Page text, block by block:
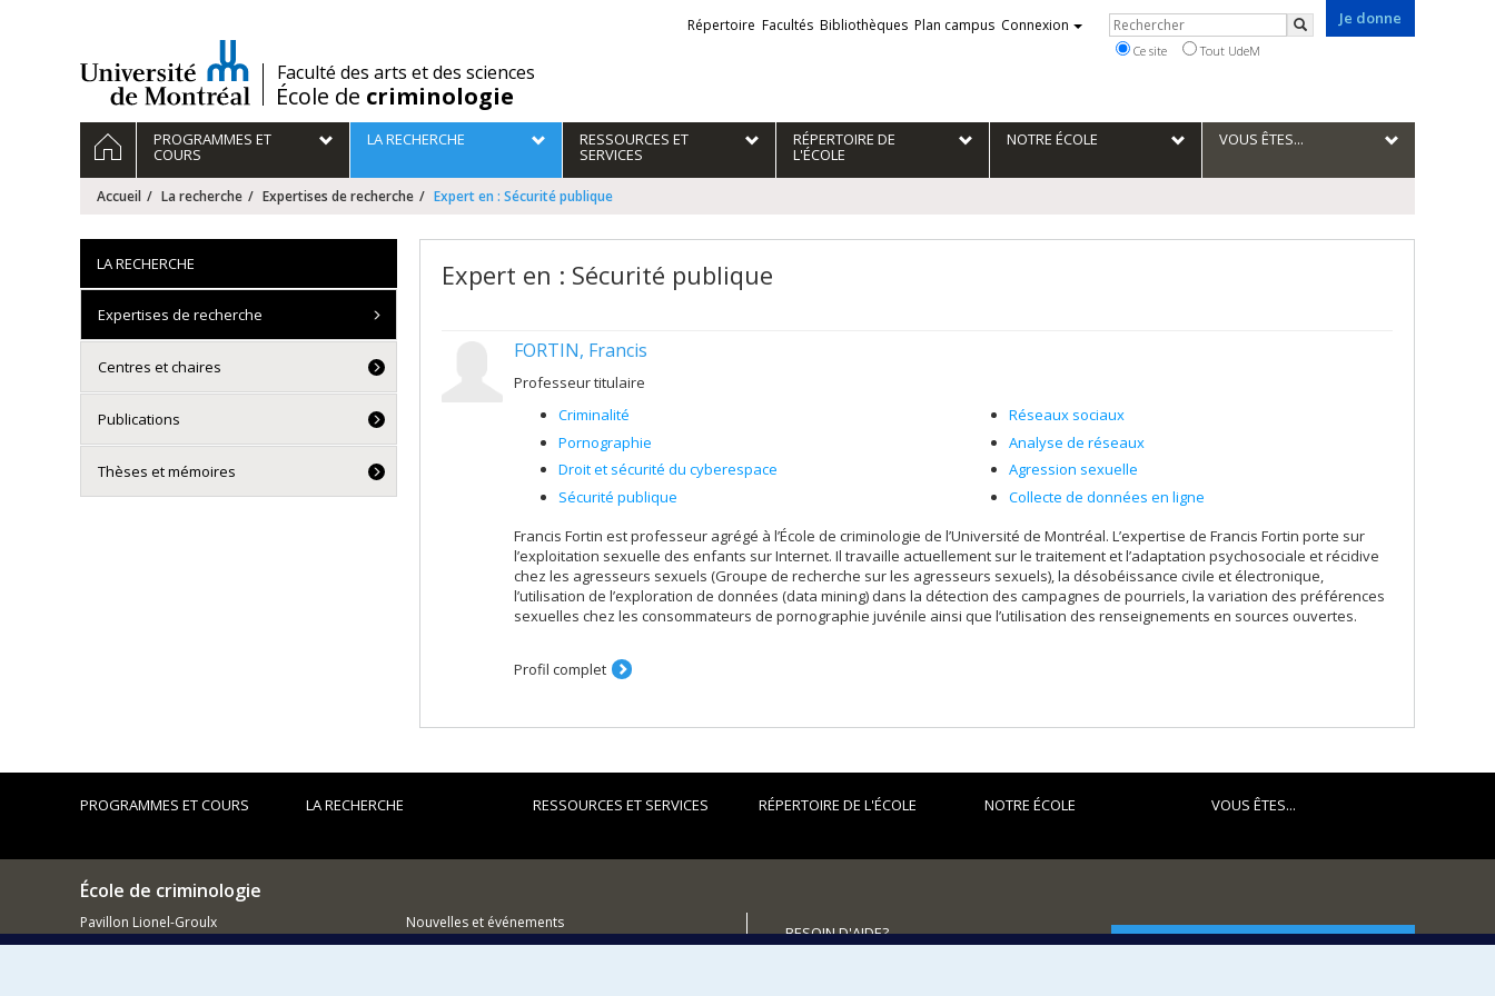
/Faculté des arts et des sciences
École de criminologie
Je donne
Liens
externes
Répertoire Facultés Bibliothèques Plan campus Connexion Rechercher
Rechercher
Ce site Tout UdeM
Navigation
principale
ACCUEILPROGRAMMES ET
COURS
LA RECHERCHE RESSOURCES ET
SERVICES
RÉPERTOIRE DE
L'ÉCOLE
NOTRE ÉCOLE VOUS ÊTES...
Accueil La recherche Expertises de recherche Expert en : Sécurité publique
Expert en : Sécurité publique
FORTIN, Francis
Professeur titulaire
Criminalité
Pornographie
Droit et sécurité du cyberespace
Sécurité publique
Réseaux sociaux
Analyse de réseaux
Agression sexuelle
Collecte de données en ligne
Francis Fortin est professeur agrégé à l’École de criminologie de l’Université de Montréal. L’expertise de Francis Fortin porte sur
l’exploitation sexuelle des enfants sur Internet. Il travaille actuellement sur le traitement et l’adaptation psychosociale et récidive
chez les agresseurs sexuels (Groupe de recherche sur les agresseurs sexuels), la désobéissance civile et électronique,
l’utilisation de l’exploration de données (data mining) dans la détection des campagnes de pourriels, la variation des préférences
sexuelles chez les consommateurs de pornographie juvénile ainsi que l’utilisation des renseignements en sources ouvertes.
Profil complet
LA RECHERCHE
Expertises de recherche
Centres et chaires
Publications
Thèses et mémoires
PROGRAMMES ET COURS LA RECHERCHE RESSOURCES ET SERVICES RÉPERTOIRE DE L'ÉCOLE NOTRE ÉCOLE VOUS ÊTES...
École de criminologie
Pavillon Lionel-Groulx
3150, rue Jean-Brillant
Nouvelles et événements
BESOIN D'AIDE?
FACULTÉ DES ARTS ET DES SCIENCES